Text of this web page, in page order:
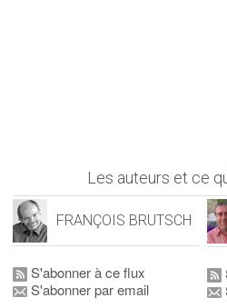
Les auteurs et ce
FRANÇOIS BRUTSCH
S'abonner à ce flux
S'abonner par email